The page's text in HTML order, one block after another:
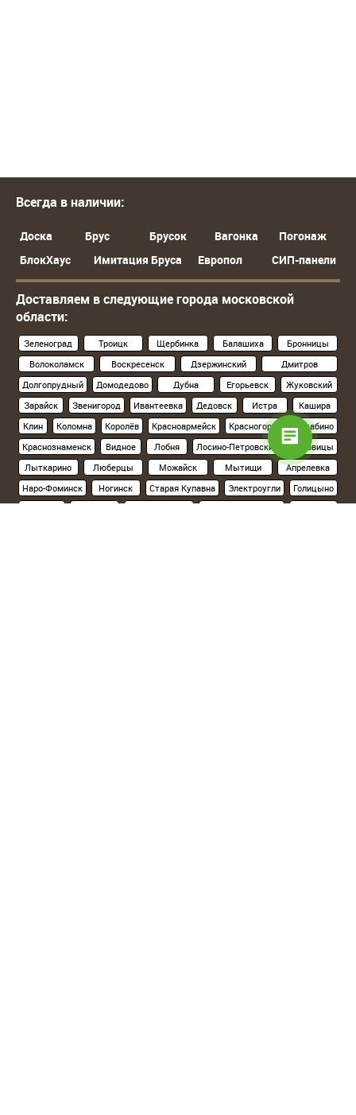
Всегда в наличии:
Доска Брус Брусок Вагонка
Погонаж
БлокХаус
Имитация Бруса Европол СИП-панели
Доставляем в следующие города московской
области:
Зеленоград Троицк Щербинка Балашиха
Бронницы
Волоколамск
Воскресенск Дзержинский
Дмитров
Долгопрудный
Домодедово Дубна Егорьевск
Жуковский
Зарайск
Звенигород Ивантеевка Дедовск Истра
Кашира
Клин
Коломна Королёв Красноармейск Красногорск
Нахабино
Краснознаменск
Видное Лобня Лосино-Петровский
Луховицы
Лыткарино
Люберцы Можайск Мытищи
Апрелевка
Наро-Фоминск
Ногинск Старая Купавна Электроугли
Голицыно